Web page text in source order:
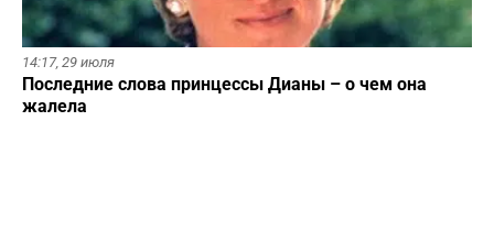
14:17, 29 июля
Последние слова принцессы Дианы – о чем она
жалела